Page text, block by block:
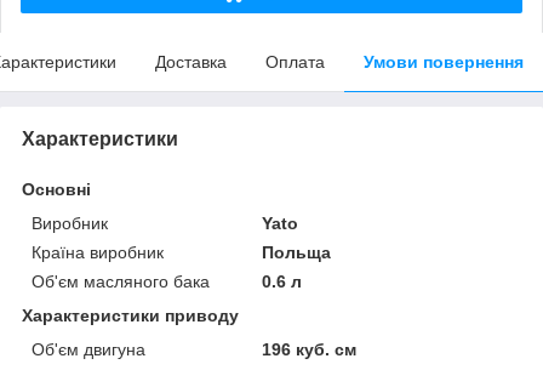
Доставка Оплата Умови повернення
Характеристики
Основні
Виробник
Yato
Країна виробник
Польща
Об'єм масляного бака
0.6 л
Характеристики приводу
Об'єм двигуна
196 куб. см